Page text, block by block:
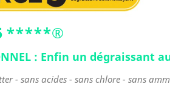
*****®
: Enfin un dégraissant
- sans acides - sans chlore - sans